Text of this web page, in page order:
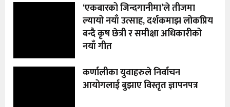
‘एकबारको जिन्दगानीमा’ले तीजमा
ल्यायो नयाँ उत्साह, दर्शकमाझ लोकप्रिय
बन्दै कृष छेत्री र समीक्षा अधिकारीको
नयाँ गीत
कर्णालीका युवाहरुले निर्वाचन
आयोगलाई बुझाए विस्तृत ज्ञापनपत्र